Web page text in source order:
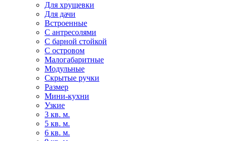
Для хрущевки
Для дачи
Встроенные
С антресолями
С барной стойкой
С островом
Малогабаритные
Модульные
Скрытые ручки
Размер
Мини-кухни
Узкие
3 кв. м.
5 кв. м.
6 кв. м.